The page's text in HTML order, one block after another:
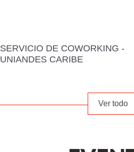
SERVICIO DE COWORKING -
UNIANDES CARIBE
Ver todo